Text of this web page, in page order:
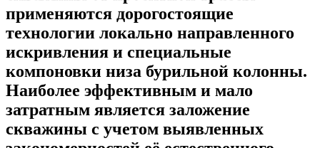
применяются дорогостоящие
технологии локально направленного
искривления и специальные
компоновки низа бурильной колонны.
Наиболее эффективным и мало
затратным является заложение
скважины с учетом выявленных